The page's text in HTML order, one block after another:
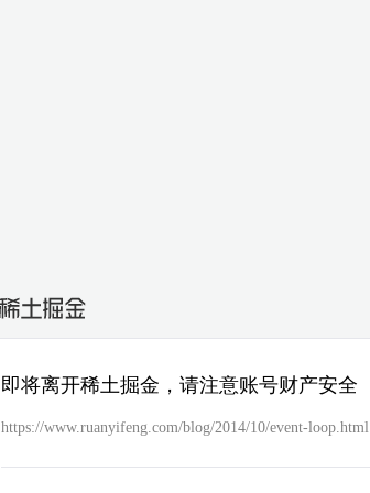
即将离开稀土掘金，请注意账号财产安全
https://www.ruanyifeng.com/blog/2014/10/event-loop.html